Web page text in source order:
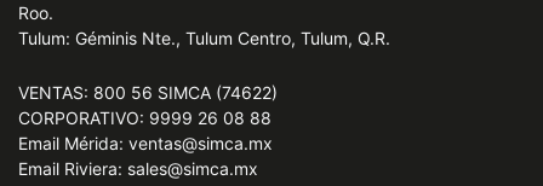
Roo.
Tulum: Géminis Nte., Tulum Centro, Tulum, Q.R.
VENTAS: 800 56 SIMCA (74622)
CORPORATIVO: 9999 26 08 88
Email Mérida: ventas@simca.mx
Email Riviera: sales@simca.mx